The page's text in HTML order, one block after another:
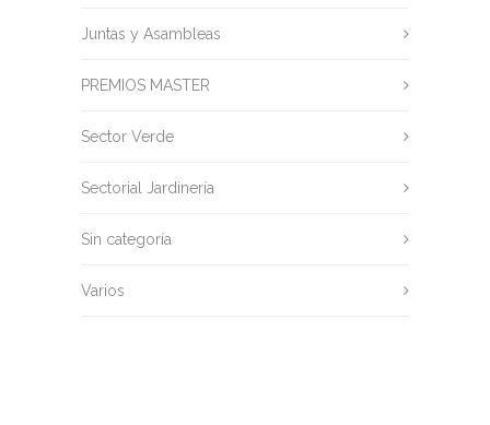
Juntas y Asambleas
PREMIOS MASTER
Sector Verde
Sectorial Jardinería
Sin categoría
Varios